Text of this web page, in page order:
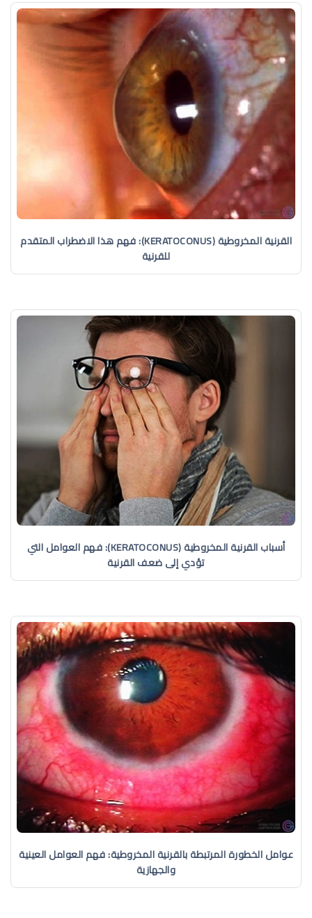
القرنية المخروطية (KERATOCONUS): فهم هذا الاضطراب المتقدم
للقرنية
أسباب القرنية المخروطية (KERATOCONUS): فهم العوامل التي
تؤدي إلى ضعف القرنية
عوامل الخطورة المرتبطة بالقرنية المخروطية: فهم العوامل العينية
والجهازية